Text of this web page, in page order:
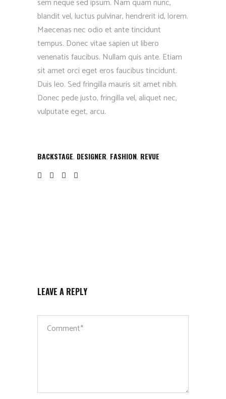
blandit vel, luctus pulvinar, hendrerit id, lorem.
Maecenas nec odio et ante tincidunt
tempus. Donec vitae sapien ut libero
venenatis faucibus. Nullam quis ante. Etiam
sit amet orci eget eros faucibus tincidunt.
Duis leo. Sed fringilla mauris sit amet nibh.
Donec pede justo, fringilla vel, aliquet nec,
vulputate eget, arcu.
BACKSTAGE, DESIGNER, FASHION, REVUE
LEAVE A REPLY